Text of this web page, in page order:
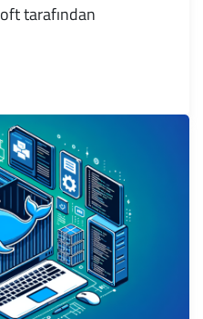
tarafından